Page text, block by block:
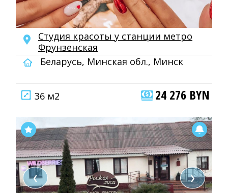
Студия красоты у станции метро
Фрунзенская
Беларусь, Минская обл., Минск
36 м2 24 276 BYN
❮ ❯